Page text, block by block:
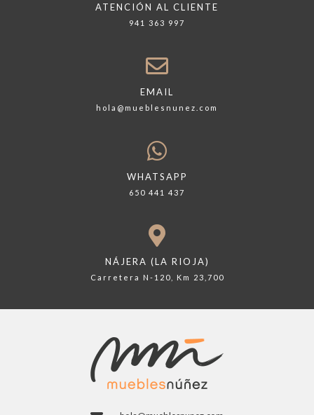
ATENCIÓN AL CLIENTE
941 363 997
EMAIL
hola@mueblesnunez.com
WHATSAPP
650 441 437
NÁJERA (LA RIOJA)
Carretera N-120, Km 23,700